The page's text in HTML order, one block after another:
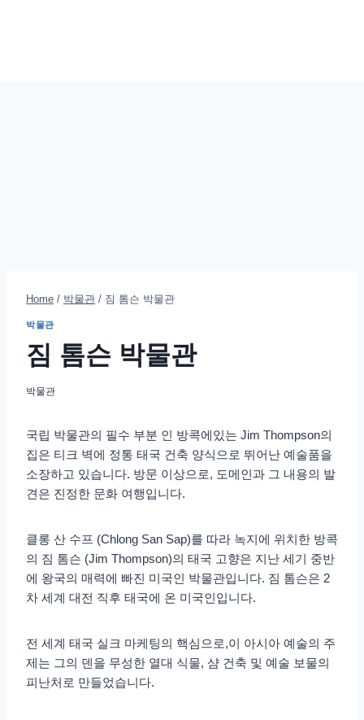
Home / 박물관 / 짐 톰슨 박물관
박물관
짐 톰슨 박물관
박물관
국립 박물관의 필수 부분 인 방콕에있는 Jim Thompson의
집은 티크 벽에 정통 태국 건축 양식으로 뛰어난 예술품을
소장하고 있습니다. 방문 이상으로, 도메인과 그 내용의 발
견은 진정한 문화 여행입니다.
클롱 산 수프 (Chlong San Sap)를 따라 녹지에 위치한 방콕
의 짐 톰슨 (Jim Thompson)의 태국 고향은 지난 세기 중반
에 왕국의 매력에 빠진 미국인 박물관입니다. 짐 톰슨은 2
차 세계 대전 직후 태국에 온 미국인입니다.
전 세계 태국 실크 마케팅의 핵심으로,이 아시아 예술의 주
제는 그의 덴을 무성한 열대 식물, 샴 건축 및 예술 보물의
피난처로 만들었습니다.